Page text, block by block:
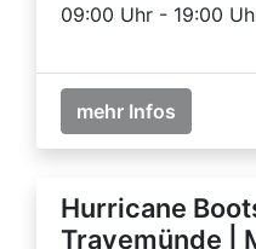
09:00 Uhr - 19:00
mehr Infos
Hurricane
Travemünde |